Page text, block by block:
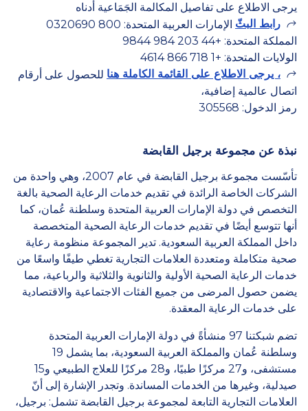
يرجى الاطلاع على تفاصيل المكالمة الجَمَاعية أدناه
رابط البثّ الإمارات العربية المتحدة: 800 0320690
المملكة المتحدة: +44 203 984 9844
الولايات المتحدة: +1 718 866 4614
، يرجى الاطلاع على القائمة الكاملة هنا للحصول على أرقام
اتصال عالمية إضافية،
رمز الدخول: 305568
نبذة عن مجموعة برجيل القابضة
تأسّست مجموعة برجيل القابضة في عام 2007، وهي واحدة من
الشركات الخاصة الرائدة في تقديم خدمات الرعاية الصحية بالغة
التخصص في دولة الإمارات العربية المتحدة وسلطنة عُمان، كما
أنها تتوسع أيضًا في تقديم خدمات الرعاية الصحية المتخصصة
داخل المملكة العربية السعودية. تدير المجموعة منظومة رعاية
صحية متكاملة ومتعددة العلامات التجارية تغطي طيفًا واسعًا من
خدمات الرعاية الصحية الأولية والثانوية والثلاثية والرباعية، مما
يضمن حصول المرضى من جميع الفئات الاجتماعية والاقتصادية
على خدمات الرعاية المعقدة.
تضم شبكتنا 97 منشأةً في دولة الإمارات العربية المتحدة
وسلطنة عُمان والمملكة العربية السعودية، بما يشمل 19
مستشفى، و27 مركزًا طبيًا، و28 مركزًا للعلاج الطبيعي و15
صيدلية، وغيرها من الخدمات المساندة. وتجدر الإشارة إلى أنّ
العلامات التجارية التابعة لمجموعة برجيل القابضة تشمل: برجيل،